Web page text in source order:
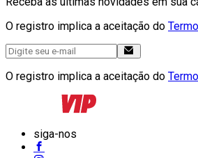
O registro implica a aceitação do
O registro implica a aceitação do
siga-nos